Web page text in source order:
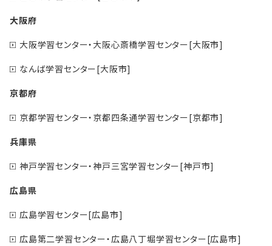
大阪府
大阪学習センター・大阪心斎橋学習センター[大阪市]
なんば学習センター[大阪市]
京都府
京都学習センター・京都四条通学習センター[京都市]
兵庫県
神戸学習センター・神戸三宮学習センター[神戸市]
広島県
広島学習センター[広島市]
広島第二学習センター・広島八丁堀学習センター[広島市]